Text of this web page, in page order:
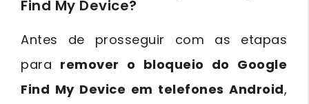
Find My Device?
Antes de prosseguir com as etapas
para remover o bloqueio do Google
Find My Device em telefones Android,